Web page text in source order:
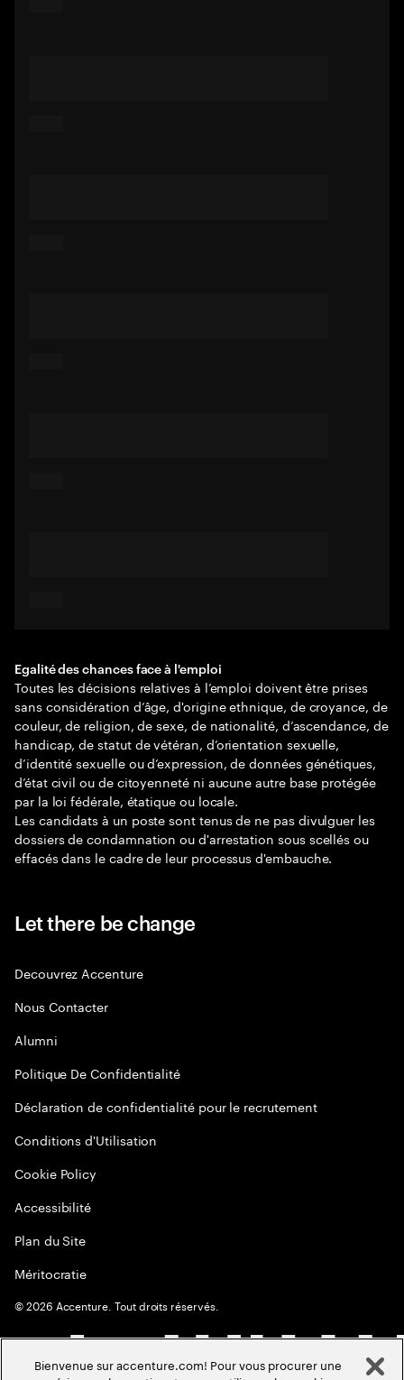
Egalité des chances face à l'emploi
Toutes les décisions relatives à l’emploi doivent être prises
sans considération d’âge, d'origine ethnique, de croyance, de
couleur, de religion, de sexe, de nationalité, d’ascendance, de
handicap, de statut de vétéran, d’orientation sexuelle,
d’identité sexuelle ou d’expression, de données génétiques,
d’état civil ou de citoyenneté ni aucune autre base protégée
par la loi fédérale, étatique ou locale.
Les candidats à un poste sont tenus de ne pas divulguer les
dossiers de condamnation ou d'arrestation sous scellés ou
effacés dans le cadre de leur processus d'embauche.
Let there be change
Decouvrez Accenture
Nous Contacter
Alumni
Politique De Confidentialité
Déclaration de confidentialité pour le recrutement
Conditions d'Utilisation
Cookie Policy
Accessibilité
Plan du Site
Méritocratie
©2026 Accenture. Tout droits réservés.
Bienvenue sur accenture.com! Pour vous procurer une